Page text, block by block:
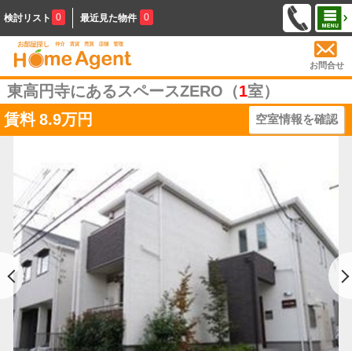
検討リスト 0 最近見た物件 0
お問合せ
東高円寺にあるスペースZERO（1室）
賃料 8.9万円 空室情報を確認